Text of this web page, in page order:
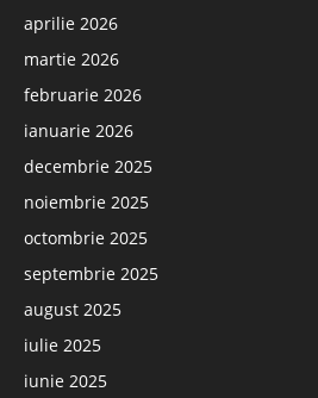
aprilie 2026
martie 2026
februarie 2026
ianuarie 2026
decembrie 2025
noiembrie 2025
octombrie 2025
septembrie 2025
august 2025
iulie 2025
iunie 2025